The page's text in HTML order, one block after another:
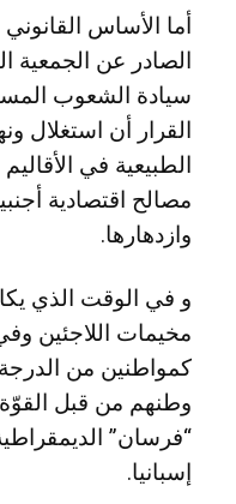
الصادر عن الجمعية
سيادة الشعوب
القرار أن استغلال
الطبيعية في
مصالح اقتصادية
وازدهارها.
و في الوقت الذي
مخيمات اللاجئين
كمواطنين من الدرجة
وطنهم من قبل
“فرسان”
إسبانيا.